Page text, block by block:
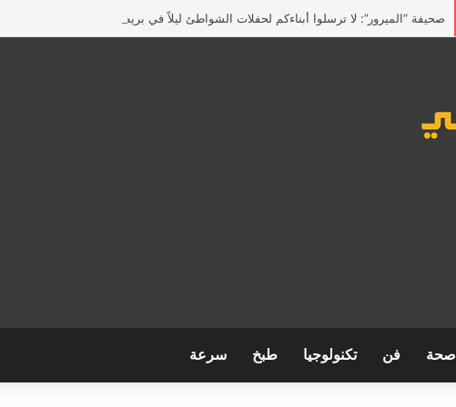
صحيفة “الميرور”: لا ترسلوا أبناءكم لحفلات الشواطئ ليلاً في بريطانيا
صحة فن تكنولوجيا طبخ سرعة